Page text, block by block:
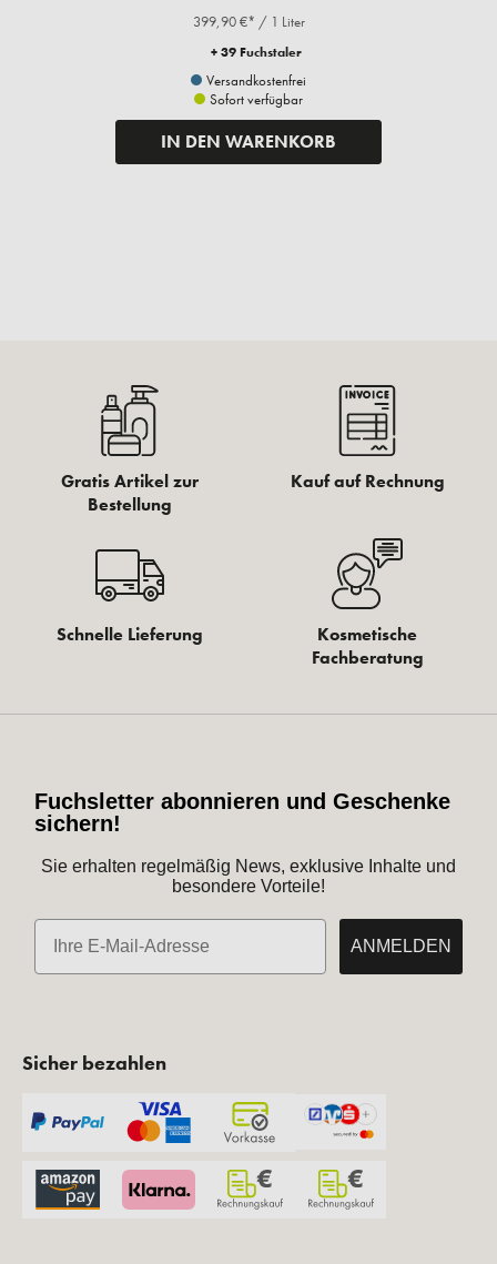
399,90 €* / 1 Liter
+ 39 Fuchstaler
Versandkostenfrei
Sofort verfügbar
IN DEN WARENKORB
Gratis Artikel zur
Bestellung
Kauf auf Rechnung
Schnelle Lieferung
Kosmetische
Fachberatung
Fuchsletter abonnieren und Geschenke
sichern!
Sie erhalten regelmäßig News, exklusive Inhalte und
besondere Vorteile!
E-Mail
ANMELDEN
Sicher bezahlen